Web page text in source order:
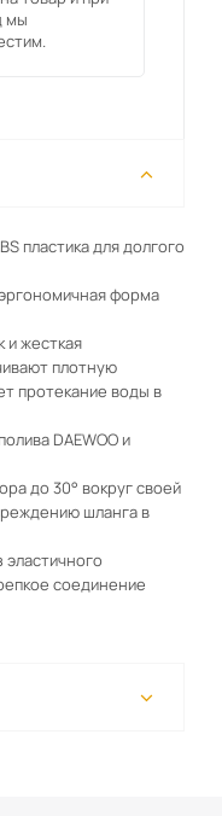
мы
пластика для долгого
форма
и жесткая
плотную
протекание воды в
DAEWOO и
до 30° вокруг своей
шланга в
соединение